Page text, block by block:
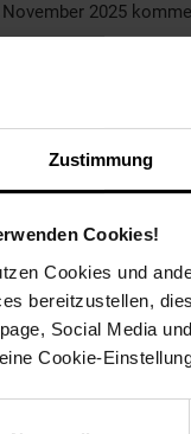
Zustimmung
Cookies!
Cookies und
bereitzustellen,
Social Media
Cookie-
2025
4.400 Filialen, über
Partner: In
–
die Ausrichtung